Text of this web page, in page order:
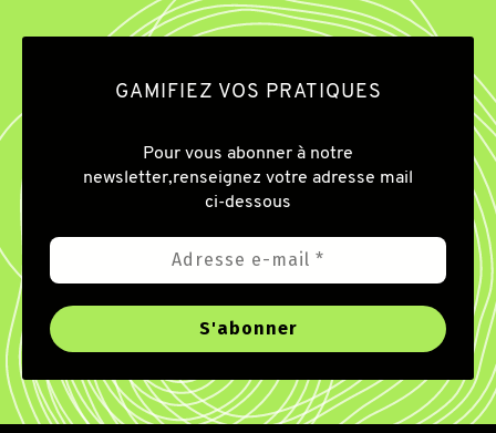
GAMIFIEZ VOS PRATIQUES
Pour vous abonner à notre
newsletter,renseignez votre adresse mail
ci-dessous